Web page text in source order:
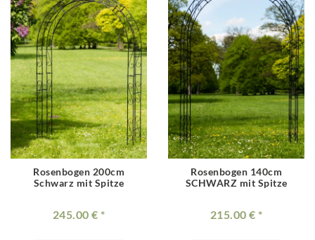
Rosenbogen 200cm
Schwarz mit Spitze
245.00 €
Rosenbogen 140cm
SCHWARZ mit Spitze
215.00 €